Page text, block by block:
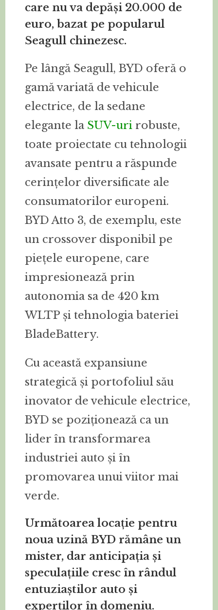
care nu va depăși 20.000 de
euro, bazat pe popularul
Seagull chinezesc.
Pe lângă Seagull, BYD oferă o
gamă variată de vehicule
electrice, de la sedane
elegante la SUV-uri robuste,
toate proiectate cu tehnologii
avansate pentru a răspunde
cerințelor diversificate ale
consumatorilor europeni.
BYD Atto 3, de exemplu, este
un crossover disponibil pe
piețele europene, care
impresionează prin
autonomia sa de 420 km
WLTP și tehnologia bateriei
BladeBattery.
Cu această expansiune
strategică și portofoliul său
inovator de vehicule electrice,
BYD se poziționează ca un
lider în transformarea
industriei auto și în
promovarea unui viitor mai
verde.
Următoarea locație pentru
noua uzină BYD rămâne un
mister, dar anticipația și
speculațiile cresc în rândul
entuziaștilor auto și
experților în domeniu.